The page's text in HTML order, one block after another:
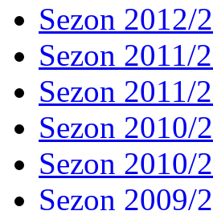
Sezon 2012/
Sezon 2011/
Sezon 2011/
Sezon 2010/
Sezon 2010/
Sezon 2009/